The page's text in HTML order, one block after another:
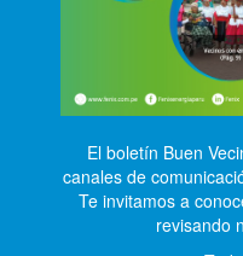
El boletín Buen
canales de
Te invitamos a
revisando